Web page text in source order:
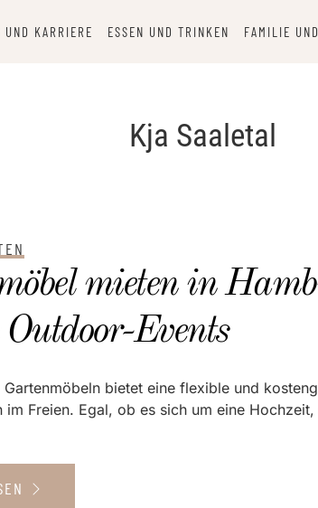
KARRIERE ESSEN UND TRINKEN FAMILIE
Kja Saaletal
mieten in
Events
Gartenmöbeln bietet eine flexible und
im Freien. Egal, ob es sich um eine